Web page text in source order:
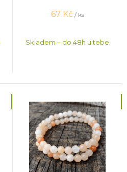
67 Kč / ks
Skladem – do 48h u tebe